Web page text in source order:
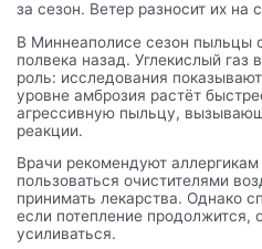
за сезон. Ветер разносит их на
В Миннеаполисе сезон пыльцы
полвека назад. Углекислый газ
роль: исследования
уровне амброзия растёт
агрессивную пыльцу,
реакции.
Врачи рекомендуют
пользоваться очистителями
принимать лекарства. Однако
если потепление продолжится,
усиливаться.